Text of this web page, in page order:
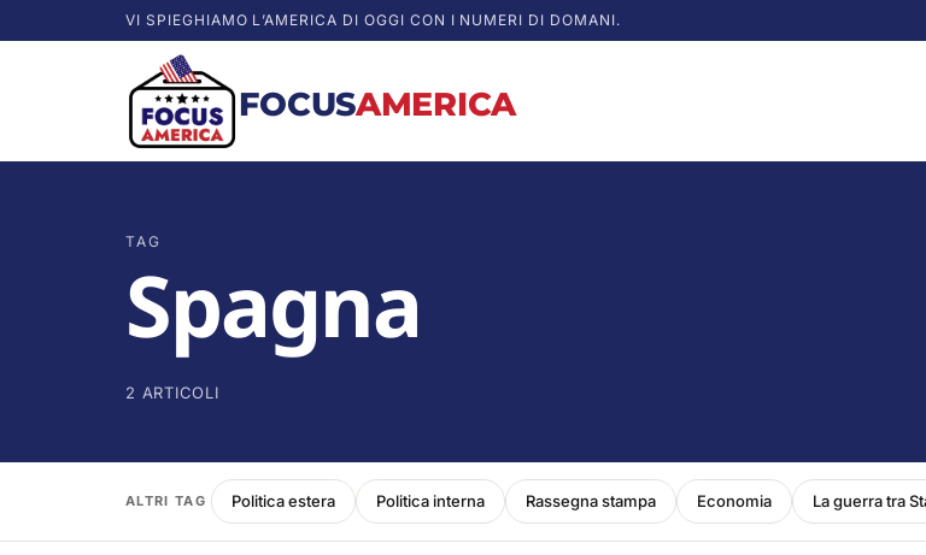
VI SPIEGHIAMO L’AMERICA DI OGGI CON I NUMERI DI DOMANI.
FOCUSAMERICA
TAG
Spagna
2 ARTICOLI
ALTRI TAG Politica estera Politica interna Rassegna stampa Economia La guerra tra